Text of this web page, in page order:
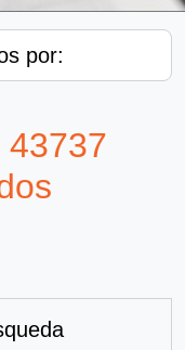
por:
43737